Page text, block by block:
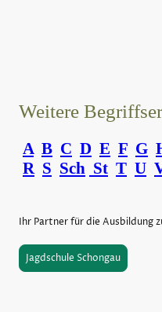
Weitere
A B C D E F G
R S Sch St T U
Ihr Partner für die Ausbildung
Jagdschule Schongau